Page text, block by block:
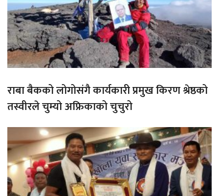
राबा बैकको लोगोसंगै कार्यकारी प्रमुख किरण श्रेष्ठको
तस्वीरले चुम्यो अफ्रिकाको चुचुरो